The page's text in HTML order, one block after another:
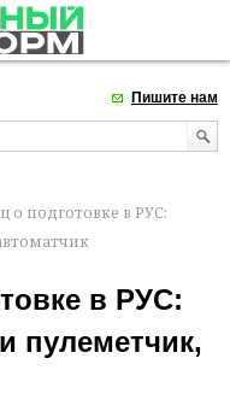
Пишите нам
о подготовке в РУС:
в РУС:
пулеметчик,